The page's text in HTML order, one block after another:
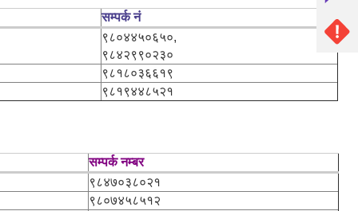
सम्पर्क नं
९८०४४५०६५०,
९८४२९९०२३०
९८१८०३६६१९
९८१९४४८५२१
सम्पर्क नम्बर
९८४७०३८०२१
९८०७४५८५१२